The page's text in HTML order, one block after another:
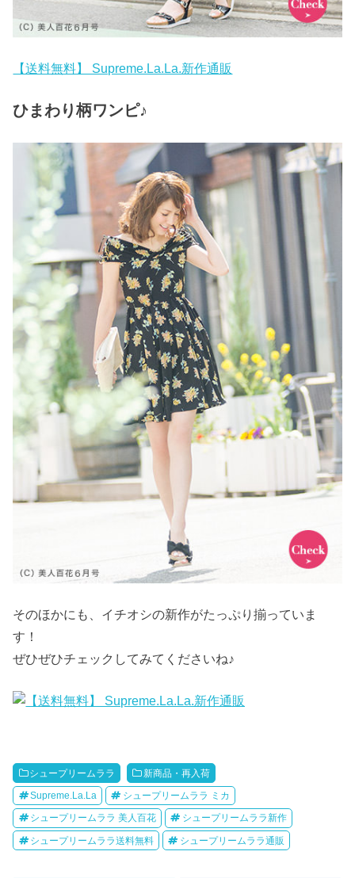
【送料無料】 Supreme.La.La.新作通販
ひまわり柄ワンピ♪
そのほかにも、イチオシの新作がたっぷり揃っていま
す！
ぜひぜひチェックしてみてくださいね♪
シュープリームララ 新商品・再入荷
Supreme.La.La シュープリームララ ミカ
シュープリームララ 美人百花 シュープリームララ新作
シュープリームララ送料無料 シュープリームララ通販